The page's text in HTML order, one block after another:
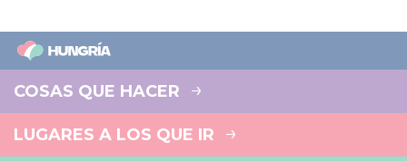
COSAS QUE HACER
LUGARES A LOS QUE IR